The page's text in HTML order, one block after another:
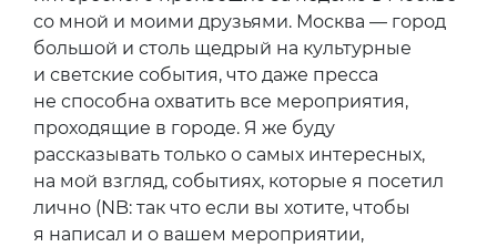
со мной и моими друзьями. Москва — город
большой и столь щедрый на культурные
и светские события, что даже пресса
не способна охватить все мероприятия,
проходящие в городе. Я же буду
рассказывать только о самых интересных,
на мой взгляд, событиях, которые я посетил
лично (NB: так что если вы хотите, чтобы
я написал и о вашем мероприятии,